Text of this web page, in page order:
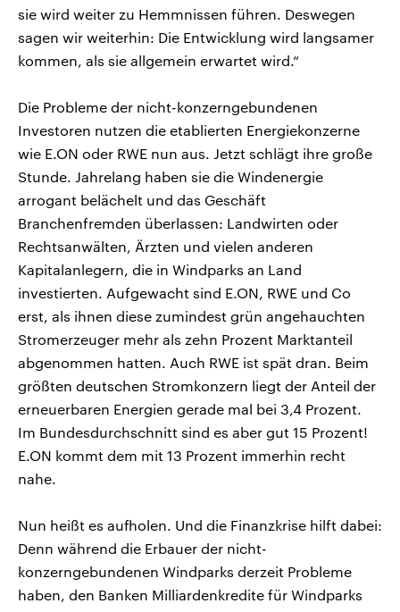
sie wird weiter zu Hemmnissen führen. Deswegen
sagen wir weiterhin: Die Entwicklung wird langsamer
kommen, als sie allgemein erwartet wird.“
Die Probleme der nicht-konzerngebundenen
Investoren nutzen die etablierten Energiekonzerne
wie E.ON oder RWE nun aus. Jetzt schlägt ihre große
Stunde. Jahrelang haben sie die Windenergie
arrogant belächelt und das Geschäft
Branchenfremden überlassen: Landwirten oder
Rechtsanwälten, Ärzten und vielen anderen
Kapitalanlegern, die in Windparks an Land
investierten. Aufgewacht sind E.ON, RWE und Co
erst, als ihnen diese zumindest grün angehauchten
Stromerzeuger mehr als zehn Prozent Marktanteil
abgenommen hatten. Auch RWE ist spät dran. Beim
größten deutschen Stromkonzern liegt der Anteil der
erneuerbaren Energien gerade mal bei 3,4 Prozent.
Im Bundesdurchschnitt sind es aber gut 15 Prozent!
E.ON kommt dem mit 13 Prozent immerhin recht
nahe.
Nun heißt es aufholen. Und die Finanzkrise hilft dabei:
Denn während die Erbauer der nicht-
konzerngebundenen Windparks derzeit Probleme
haben, den Banken Milliardenkredite für Windparks